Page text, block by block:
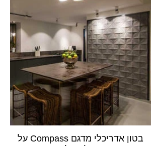
בטון אדריכלי מדגם Compass על